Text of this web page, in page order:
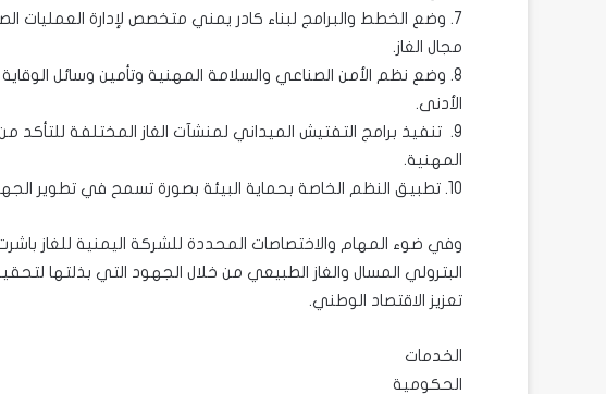
7. وضع الخطط والبرامج لبناء كادر يمني متخصص لإدارة العمليات
مجال الغاز.
8. وضع نظم الأمن الصناعي والسلامة المهنية وتأمين وسائل
الأدنى.
9. تنفيذ برامج التفتيش الميداني لمنشآت الغاز المختلفة
المهنية.
10. تطبيق النظم الخاصة بحماية البيئة بصورة تسمح في تطوير الجهود المبذولة في هذا الشأن.
وفي ضوء المهام والاختصاصات المحددة للشركة اليمنية للغاز
البترولي المسال والغاز الطبيعي من خلال الجهود التي بذلتها
تعزيز الاقتصاد الوطني.
الخدمات
الحكومية